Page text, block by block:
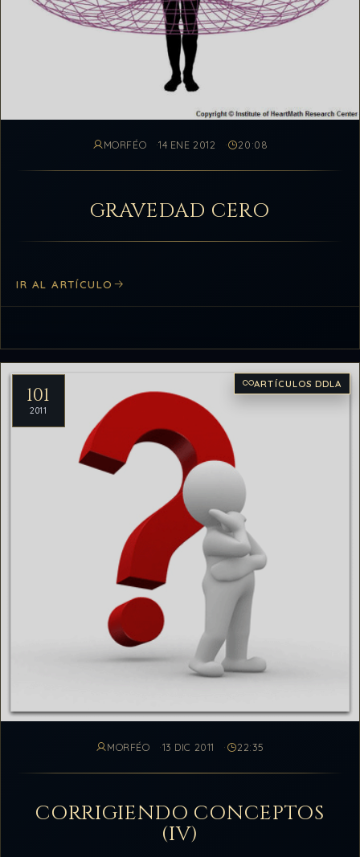
MORFÉO 14 ENE 2012 20:08
GRAVEDAD CERO
IR AL ARTÍCULO
101
2011
ARTÍCULOS DDLA
MORFÉO 13 DIC 2011 22:35
CORRIGIENDO CONCEPTOS
(IV)